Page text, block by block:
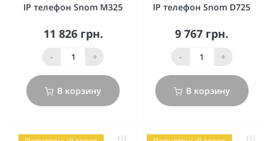
IP телефон Snom M325
11 826 грн.
- +
В корзину
IP телефон Snom D725
9 767 грн.
- +
В корзину